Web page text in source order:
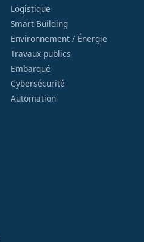
Logistique
Smart Building
Environnement / Énergie
Travaux publics
Embarqué
Cybersécurité
Automation